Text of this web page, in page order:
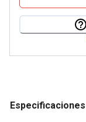
Especificaciones